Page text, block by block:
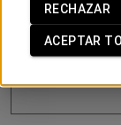
RECHAZAR
ACEPTAR